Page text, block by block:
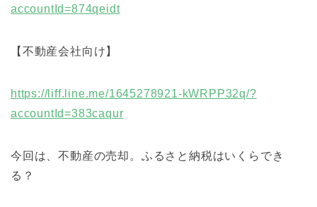
accountId=874qeidt
【不動産会社向け】
https://liff.line.me/1645278921-kWRPP32q/?
accountId=383caqur
今回は、不動産の売却。ふるさと納税はいくらでき
る？